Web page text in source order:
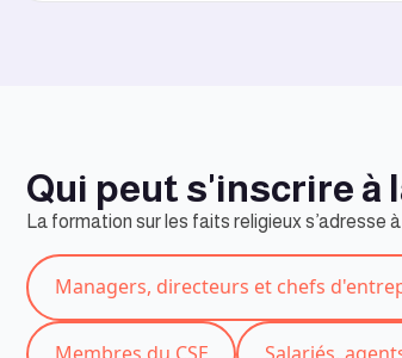
Qui peut s'inscrire à
La formation sur les faits religieux s’adresse
Managers, directeurs et chefs